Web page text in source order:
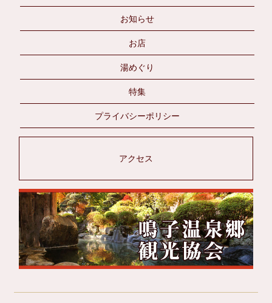
お知らせ
お店
湯めぐり
特集
プライバシーポリシー
アクセス